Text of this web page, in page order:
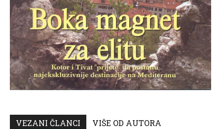
VEZANI ČLANCI VIŠE OD AUTORA